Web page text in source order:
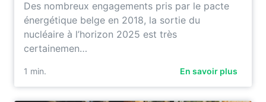
Des nombreux engagements pris par le pacte
énergétique belge en 2018, la sortie du
nucléaire à l’horizon 2025 est très
certainemen…
1 min. En savoir plus